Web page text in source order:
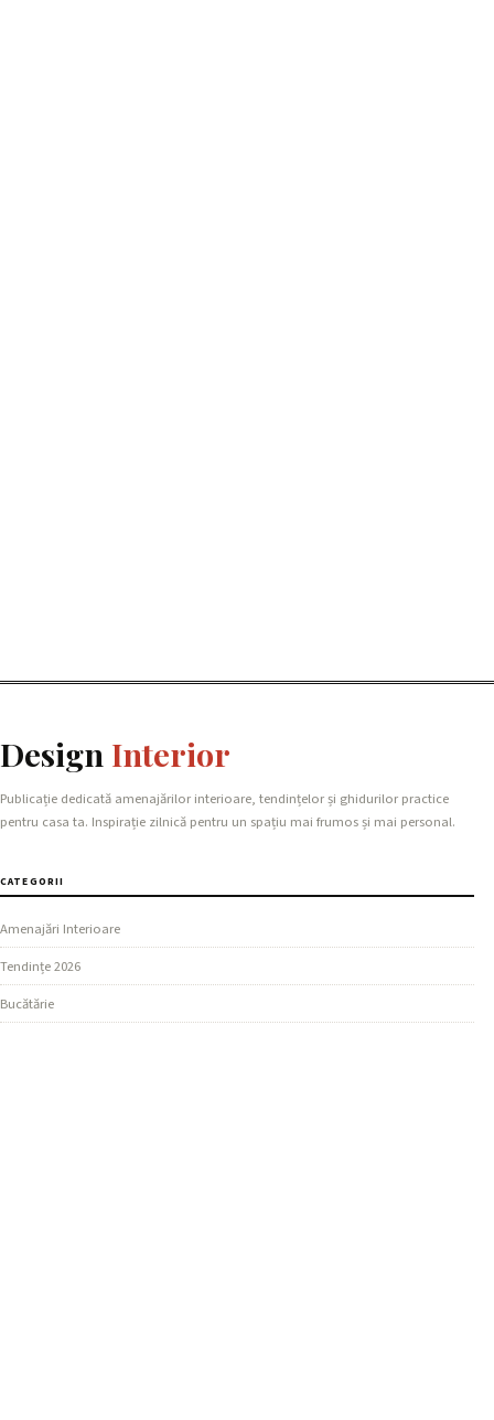
Design Interior
Publicație dedicată amenajărilor interioare, tendințelor și ghidurilor practice
pentru casa ta. Inspirație zilnică pentru un spațiu mai frumos și mai personal.
CATEGORII
Amenajări Interioare
Tendințe 2026
Bucătărie